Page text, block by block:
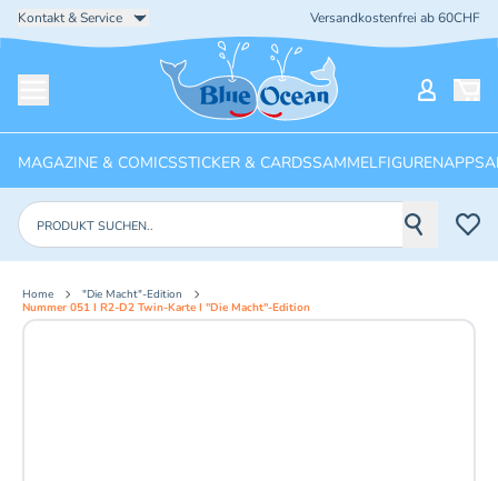
Kontakt & Service Versandkostenfrei ab 60CHF
Startseite
MAGAZINE & COMICSSTICKER & CARDSSAMMELFIGURENAPPS
Produkte suchen
Home
"Die Macht"-Edition
Nummer 051 I R2-D2 Twin-Karte I "Die Macht"-Edition